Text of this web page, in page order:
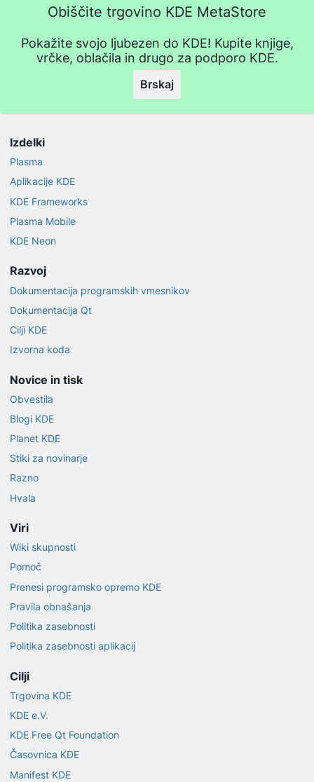
Obiščite trgovino KDE MetaStore
Pokažite svojo ljubezen do KDE! Kupite knjige,
vrčke, oblačila in drugo za podporo KDE.
Brskaj
Izdelki
Plasma
Aplikacije KDE
KDE Frameworks
Plasma Mobile
KDE Neon
Razvoj
Dokumentacija programskih vmesnikov
Dokumentacija Qt
Cilji KDE
Izvorna koda
Novice in tisk
Obvestila
Blogi KDE
Planet KDE
Stiki za novinarje
Razno
Hvala
Viri
Wiki skupnosti
Pomoč
Prenesi programsko opremo KDE
Pravila obnašanja
Politika zasebnosti
Politika zasebnosti aplikacij
Cilji
Trgovina KDE
KDE e.V.
KDE Free Qt Foundation
Časovnica KDE
Manifest KDE